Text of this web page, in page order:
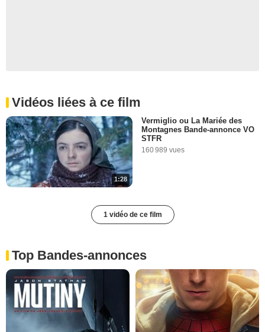
Vidéos liées à ce film
1:28
Vermiglio ou La Mariée des
Montagnes Bande-annonce VO
STFR
160 989 vues
1 vidéo de ce film
Top Bandes-annonces